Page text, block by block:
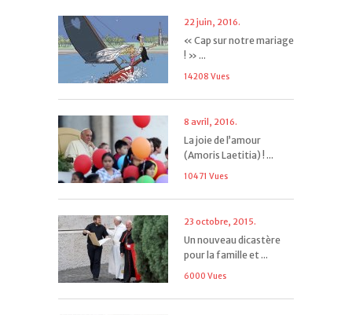
22 juin, 2016.
« Cap sur notre mariage
! » ...
14208 Vues
8 avril, 2016.
La joie de l’amour
(Amoris Laetitia) ! ...
10471 Vues
23 octobre, 2015.
Un nouveau dicastère
pour la famille et ...
6000 Vues